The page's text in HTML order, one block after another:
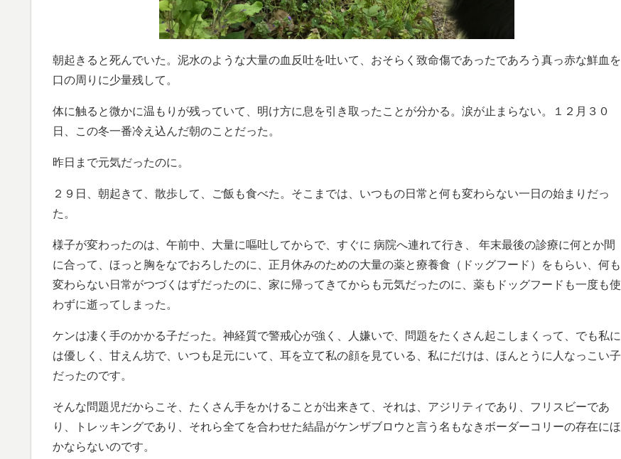
朝起きると死んでいた。泥水のような大量の血反吐を吐いて、おそらく致命傷であったであろう真っ赤な鮮血を
口の周りに少量残して。
体に触ると微かに温もりが残っていて、明け方に息を引き取ったことが分かる。涙が止まらない。１２月３０
日、この冬一番冷え込んだ朝のことだった。
昨日まで元気だったのに。
２９日、朝起きて、散歩して、ご飯も食べた。そこまでは、いつもの日常と何も変わらない一日の始まりだっ
た。
様子が変わったのは、午前中、大量に嘔吐してからで、すぐに 病院へ連れて行き、 年末最後の診療に何とか間
に合って、ほっと胸をなでおろしたのに、正月休みのための大量の薬と療養食（ドッグフード）をもらい、何も
変わらない日常がつづくはずだったのに、家に帰ってきてからも元気だったのに、薬もドッグフードも一度も使
わずに逝ってしまった。
ケンは凄く手のかかる子だった。神経質で警戒心が強く、人嫌いで、問題をたくさん起こしまくって、でも私に
は優しく、甘えん坊で、いつも足元にいて、耳を立て私の顔を見ている、私にだけは、ほんとうに人なっこい子
だったのです。
そんな問題児だからこそ、たくさん手をかけることが出来きて、それは、アジリティであり、フリスビーであ
り、トレッキングであり、それら全てを合わせた結晶がケンザブロウと言う名もなきボーダーコリーの存在にほ
かならないのです。